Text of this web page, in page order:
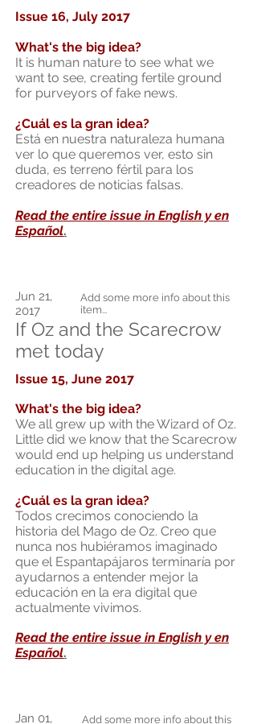
Issue 16, July 2017
What's the big idea?
It is human nature to see what we
want to see, creating fertile ground
for purveyors of fake news.
¿Cuál es la gran idea?
Está en nuestra naturaleza humana
ver lo que queremos ver, esto sin
duda, es terreno fértil para los
creadores de noticias falsas.
Read the entire issue in English y en
Español.
Jun 21,
2017
Add some more info about this
item...
If Oz and the Scarecrow
met today
Issue 15, June 2017
What's the big idea?
We all grew up with the Wizard of Oz.
Little did we know that the Scarecrow
would end up helping us understand
education in the digital age.
¿Cuál es la gran idea?
Todos crecimos conociendo la
historia del Mago de Oz. Creo que
nunca nos hubiéramos imaginado
que el Espantapájaros terminaría por
ayudarnos a entender mejor la
educación en la era digital que
actualmente vivimos.
Read the entire issue in English y en
Español.
Jan 01,
Add some more info about this